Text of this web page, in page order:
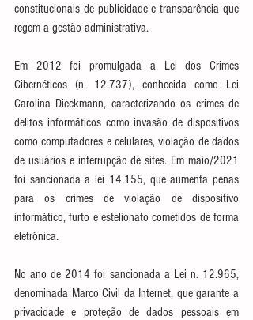
constitucionais de publicidade e transparência que
regem a gestão administrativa.
Em 2012 foi promulgada a Lei dos Crimes
Cibernéticos (n. 12.737), conhecida como Lei
Carolina Dieckmann, caracterizando os crimes de
delitos informáticos como invasão de dispositivos
como computadores e celulares, violação de dados
de usuários e interrupção de sites. Em maio/2021
foi sancionada a lei 14.155, que aumenta penas
para os crimes de violação de dispositivo
informático, furto e estelionato cometidos de forma
eletrônica.
No ano de 2014 foi sancionada a Lei n. 12.965,
denominada Marco Civil da Internet, que garante a
privacidade e proteção de dados pessoais em